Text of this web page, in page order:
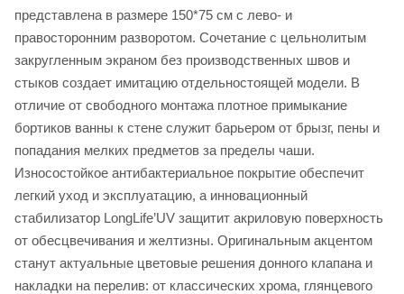
представлена в размере 150*75 см с лево- и
правосторонним разворотом. Сочетание с цельнолитым
закругленным экраном без производственных швов и
стыков создает имитацию отдельностоящей модели. В
отличие от свободного монтажа плотное примыкание
бортиков ванны к стене служит барьером от брызг, пены и
попадания мелких предметов за пределы чаши.
Износостойкое антибактериальное покрытие обеспечит
легкий уход и эксплуатацию, а инновационный
стабилизатор LongLife’UV защитит акриловую поверхность
от обесцвечивания и желтизны. Оригинальным акцентом
станут актуальные цветовые решения донного клапана и
накладки на перелив: от классических хрома, глянцевого